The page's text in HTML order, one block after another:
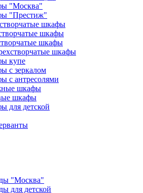
"Москва"
"Престиж"
шкафы
шкафы
шкафы
шкафы
купе
с зеркалом
с антресолями
шкафы
шкафы
для детской
"Москва"
для детской